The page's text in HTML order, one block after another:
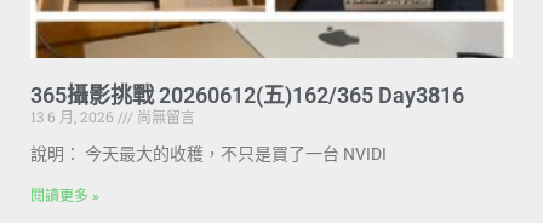
365攝影挑戰 20260612(五)162/365 Day3816
13 6 月, 2026
尚無留言
說明： 今天最大的收穫，不只是買了一台 NVIDI
閱讀更多 »